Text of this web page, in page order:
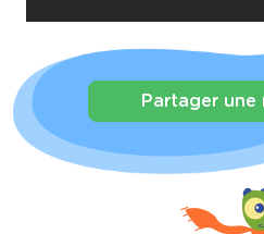
Partager une